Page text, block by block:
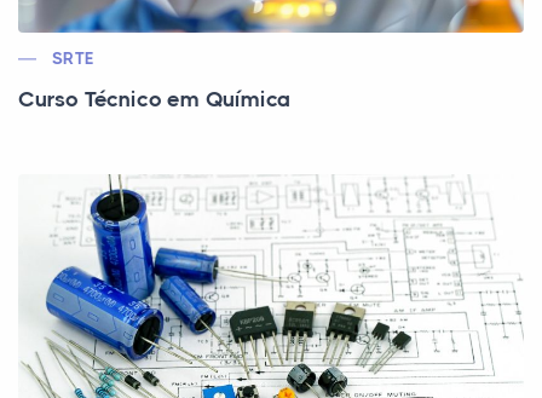
SRTE
Curso Técnico em Química